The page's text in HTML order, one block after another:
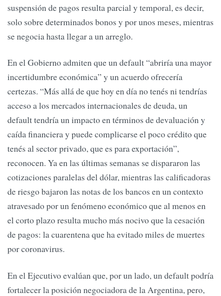
suspensión de pagos resulta parcial y temporal, es decir,
solo sobre determinados bonos y por unos meses, mientras
se negocia hasta llegar a un arreglo.
En el Gobierno admiten que un default “abriría una mayor
incertidumbre económica” y un acuerdo ofrecería
certezas. “Más allá de que hoy en día no tenés ni tendrías
acceso a los mercados internacionales de deuda, un
default tendría un impacto en términos de devaluación y
caída financiera y puede complicarse el poco crédito que
tenés al sector privado, que es para exportación”,
reconocen. Ya en las últimas semanas se dispararon las
cotizaciones paralelas del dólar, mientras las calificadoras
de riesgo bajaron las notas de los bancos en un contexto
atravesado por un fenómeno económico que al menos en
el corto plazo resulta mucho más nocivo que la cesación
de pagos: la cuarentena que ha evitado miles de muertes
por coronavirus.
En el Ejecutivo evalúan que, por un lado, un default podría
fortalecer la posición negociadora de la Argentina, pero,